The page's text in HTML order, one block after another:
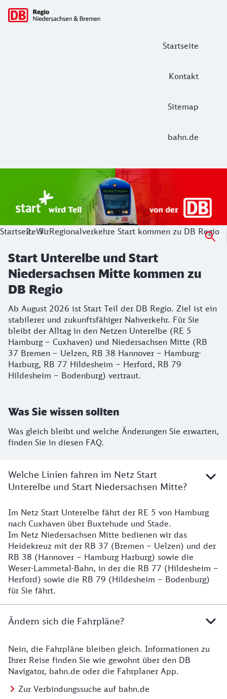
Startseite
Kontakt
Sitemap
bahn.de
Hauptnavigation
Start Unterelbe und Start
Ab August 2026 ist Start Teil der DB Regio. Ziel ist ein
StartseiteWirRegionalverkehre Start kommen zu DB Regio
Start Unterelbe und Start
Niedersachsen Mitte kommen zu
DB Regio
Ab August 2026 ist Start Teil der DB Regio. Ziel ist ein
stabilerer und zukunftsfähiger Nahverkehr. Für Sie
bleibt der Alltag in den Netzen Unterelbe (RE 5
Hamburg – Cuxhaven) und Niedersachsen Mitte (RB
37 Bremen – Uelzen, RB 38 Hannover – Hamburg-
Harburg, RB 77 Hildesheim – Herford, RB 79
Hildesheim – Bodenburg) vertraut.
Was Sie wissen sollten
Was gleich bleibt und welche Änderungen Sie erwarten,
finden Sie in diesen FAQ.
Welche Linien fahren im Netz Start
Unterelbe und Start Niedersachsen Mitte?
Details
Im Netz Start Unterelbe fährt der RE 5 von Hamburg
nach Cuxhaven über Buxtehude und Stade.
Im Netz Niedersachsen Mitte bedienen wir das
Heidekreuz mit der RB 37 (Bremen – Uelzen) und der
RB 38 (Hannover – Hamburg Harburg) sowie die
Weser-Lammetal-Bahn, in der die RB 77 (Hildesheim –
Herford) sowie die RB 79 (Hildesheim – Bodenburg)
für Sie fährt.
Ändern sich die Fahrpläne?
Details zu den Fahrplänen
Nein, die Fahrpläne bleiben gleich. Informationen zu
Ihrer Reise finden Sie wie gewohnt über den DB
Navigator, bahn.de oder die Fahrplaner App.
Zur Verbindungssuche auf bahn.de